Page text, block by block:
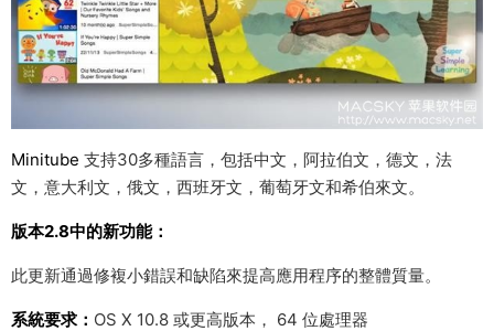
Minitube 支持30多種語言，包括中文，阿拉伯文，德文，法
文，意大利文，俄文，西班牙文，葡萄牙文和希伯來文。
版本2.8中的新功能：
此更新通過修複小錯誤和缺陷來提高應用程序的整體質量。
系統要求： OS X 10.8 或更高版本， 64 位處理器